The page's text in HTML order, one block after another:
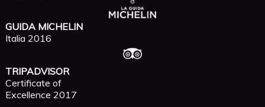
GUIDA MICHELIN
Italia 2016
TRIPADVISOR
Certificate of
Excellence 2017